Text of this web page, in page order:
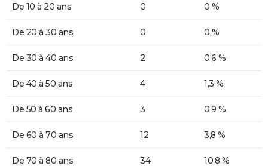
De 10 à 20 ans 0 0 %
De 20 à 30 ans 0 0 %
De 30 à 40 ans 2 0,6 %
De 40 à 50 ans 4 1,3 %
De 50 à 60 ans 3 0,9 %
De 60 à 70 ans 12 3,8 %
De 70 à 80 ans 34 10,8 %